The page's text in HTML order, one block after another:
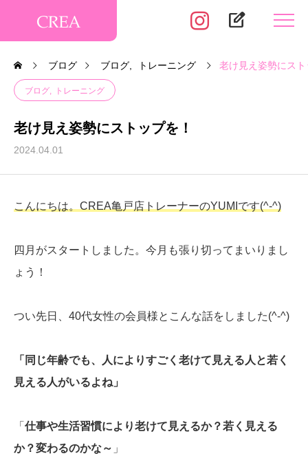
edit_square
ブログ ブログ トレーニング 老け見え姿勢にス
ブログ トレーニング
老け見え姿勢にストップを！
2024.04.01
こんにちは。CREA亀戸店トレーナーのYUMIです(^-^)
四月がスタートしました。今月も張り切ってまいりまし
ょう！
つい先日、40代女性の会員様とこんな話をしました(^-^)
「同じ年齢でも、人によりすごく老けて見える人と若く
見える人がいるよね」
「 仕事や生活習慣により老けて見えるか？若く見える
か？変わるのかな～ 」